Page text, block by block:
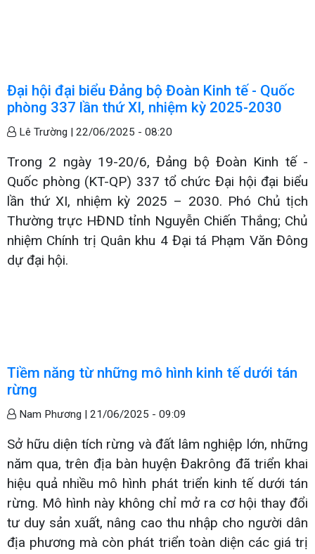
Đại hội đại biểu Đảng bộ Đoàn Kinh tế - Quốc
phòng 337 lần thứ XI, nhiệm kỳ 2025-2030
Lê Trường | 22/06/2025 - 08:20
Trong 2 ngày 19-20/6, Đảng bộ Đoàn Kinh tế -
Quốc phòng (KT-QP) 337 tổ chức Đại hội đại biểu
lần thứ XI, nhiệm kỳ 2025 – 2030. Phó Chủ tịch
Thường trực HĐND tỉnh Nguyễn Chiến Thắng; Chủ
nhiệm Chính trị Quân khu 4 Đại tá Phạm Văn Đông
dự đại hội.
Tiềm năng từ những mô hình kinh tế dưới tán
rừng
Nam Phương | 21/06/2025 - 09:09
Sở hữu diện tích rừng và đất lâm nghiệp lớn, những
năm qua, trên địa bàn huyện Đakrông đã triển khai
hiệu quả nhiều mô hình phát triển kinh tế dưới tán
rừng. Mô hình này không chỉ mở ra cơ hội thay đổi
tư duy sản xuất, nâng cao thu nhập cho người dân
địa phương mà còn phát triển toàn diện các giá trị